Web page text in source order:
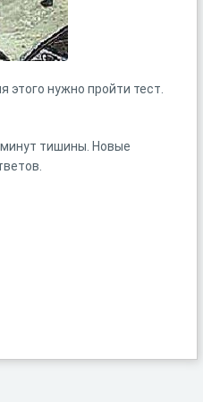
нужно пройти тест.
тишины. Новые